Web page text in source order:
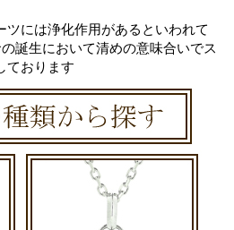
ツには浄化作用があるといわれて
誕生において清めの意味合いでス
ております